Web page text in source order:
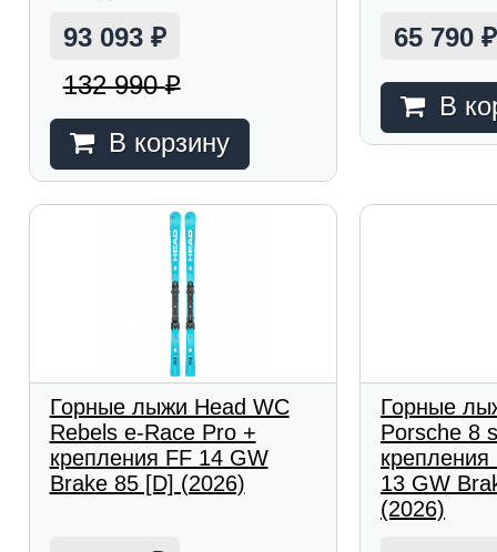
93 093 ₽
132 990₽
В корзину
65 790₽
В
Горные лыжи Head WC
Rebels e-Race Pro +
крепления FF 14 GW
Brake 85 [D] (2026)
Горные
Porsche 8
13 GW
(2026)